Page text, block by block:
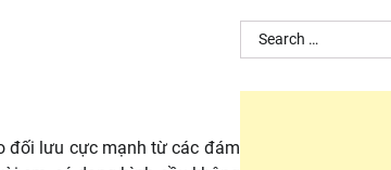
đối lưu cực mạnh từ các đám
Search
for: